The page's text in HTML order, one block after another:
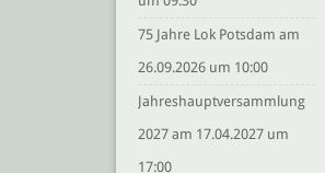
75 Jahre Lok Potsdam am
26.09.2026 um 10:00
Jahreshauptversammlung
2027 am 17.04.2027 um
17:00